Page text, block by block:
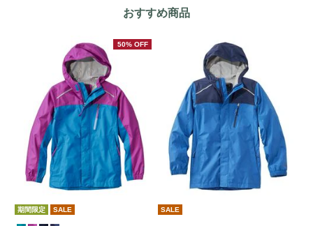
おすすめ商品
50% OFF
期間限定 SALE SALE